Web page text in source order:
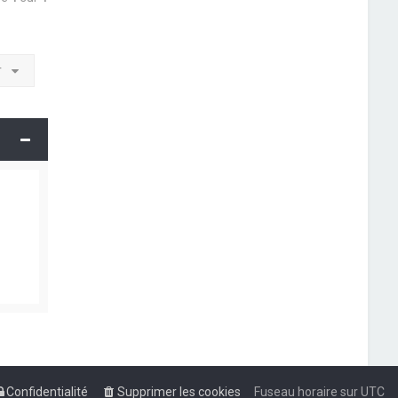
Fuseau horaire surUTC
Supprimer les cookies
Confidentialité